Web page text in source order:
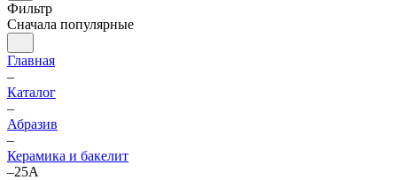
Фильтр
Сначала популярные
Главная
–
Каталог
–
Абразив
–
Керамика и бакелит
–25А